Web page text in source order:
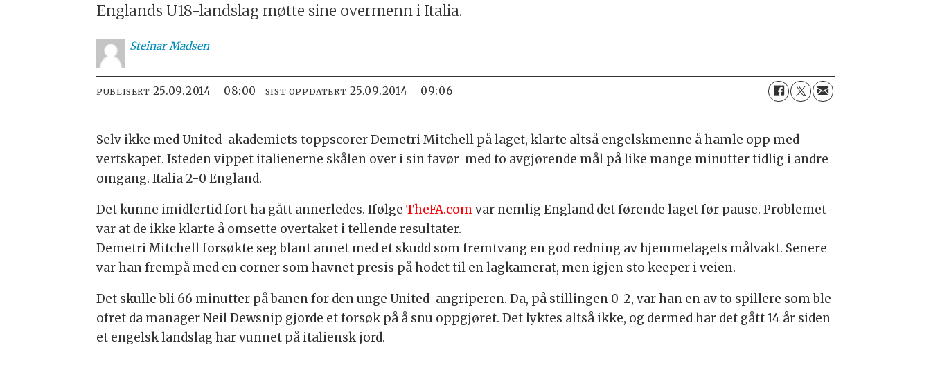
Englands U18-landslag møtte sine overmenn i Italia.
Steinar Madsen
PUBLISERT 25.09.2014 - 08:00 SIST OPPDATERT 25.09.2014 - 09:06
Selv ikke med United-akademiets toppscorer Demetri Mitchell på laget, klarte altså engelskmenne å hamle opp med
vertskapet. Isteden vippet italienerne skålen over i sin favør med to avgjørende mål på like mange minutter tidlig i andre
omgang. Italia 2-0 England.
Det kunne imidlertid fort ha gått annerledes. IfølgeTheFA.comvar nemlig England det førende laget før pause. Problemet
var at de ikke klarte å omsette overtaket i tellende resultater.
Demetri Mitchell forsøkte seg blant annet med et skudd som fremtvang en god redning av hjemmelagets målvakt. Senere
var han frempå med en corner som havnet presis på hodet til en lagkamerat, men igjen sto keeper i veien.
Det skulle bli 66 minutter på banen for den unge United-angriperen. Da, på stillingen 0-2, var han en av to spillere som ble
ofret da manager Neil Dewsnip gjorde et forsøk på å snu oppgjøret. Det lyktes altså ikke, og dermed har det gått 14 år siden
et engelsk landslag har vunnet på italiensk jord.